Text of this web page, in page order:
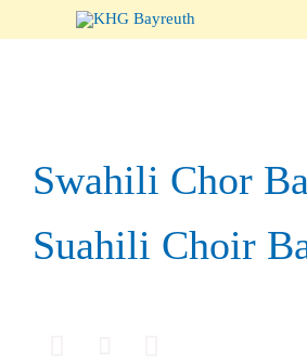
Swahili Chor
Suahili Choir